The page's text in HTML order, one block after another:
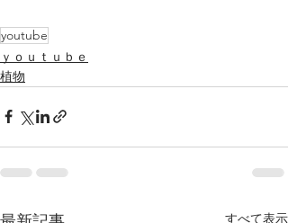
youtube
ｙｏｕｔｕｂｅ
植物
すべて表示